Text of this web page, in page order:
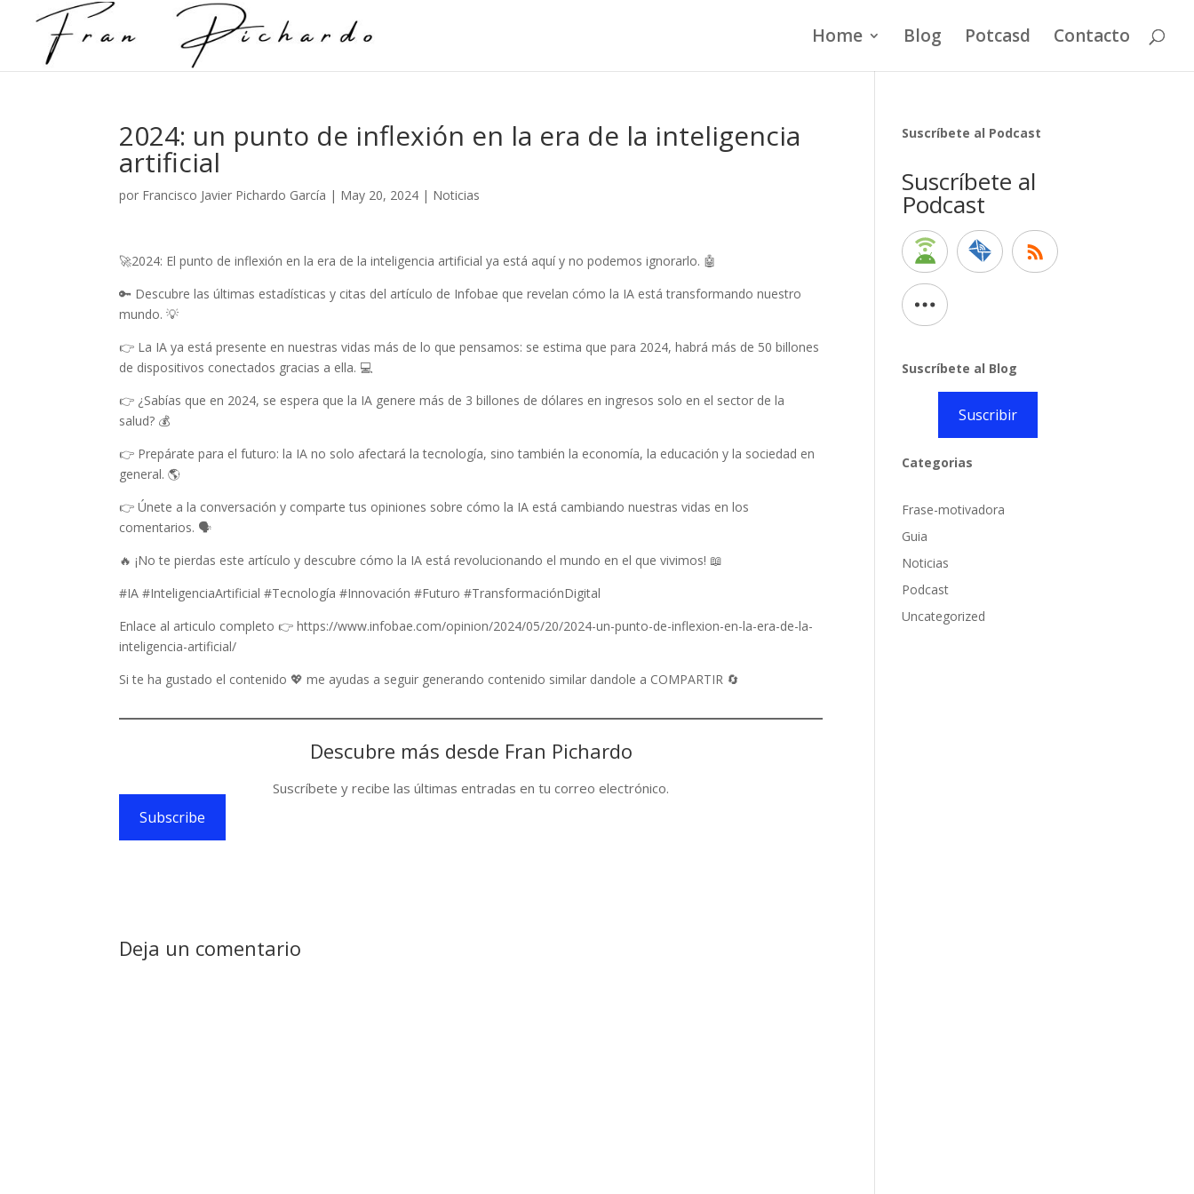
Home Blog Potcasd Contacto
2024: un punto de inflexión en la era de la inteligencia
artificial
por Francisco Javier Pichardo García | May 20, 2024 | Noticias
🚀2024: El punto de inflexión en la era de la inteligencia artificial ya está aquí y no podemos ignorarlo. 🤖
🔑 Descubre las últimas estadísticas y citas del artículo de Infobae que revelan cómo la IA está transformando nuestro
mundo. 💡
👉 La IA ya está presente en nuestras vidas más de lo que pensamos: se estima que para 2024, habrá más de 50 billones
de dispositivos conectados gracias a ella. 💻
👉 ¿Sabías que en 2024, se espera que la IA genere más de 3 billones de dólares en ingresos solo en el sector de la
salud? 💰
👉 Prepárate para el futuro: la IA no solo afectará la tecnología, sino también la economía, la educación y la sociedad en
general. 🌎
👉 Únete a la conversación y comparte tus opiniones sobre cómo la IA está cambiando nuestras vidas en los
comentarios. 🗣️
🔥 ¡No te pierdas este artículo y descubre cómo la IA está revolucionando el mundo en el que vivimos! 📖
#IA #InteligenciaArtificial #Tecnología #Innovación #Futuro #TransformaciónDigital
Enlace al articulo completo 👉 https://www.infobae.com/opinion/2024/05/20/2024-un-punto-de-inflexion-en-la-era-de-la-
inteligencia-artificial/
Si te ha gustado el contenido 💖 me ayudas a seguir generando contenido similar dandole a COMPARTIR 🔄
Descubre más desde Fran Pichardo
Suscríbete y recibe las últimas entradas en tu correo electrónico.
Subscribe
Deja un comentario
Suscríbete al Podcast
Suscríbete al
Podcast
Suscríbete al Blog
Suscribir
Categorias
Frase-motivadora
Guia
Noticias
Podcast
Uncategorized